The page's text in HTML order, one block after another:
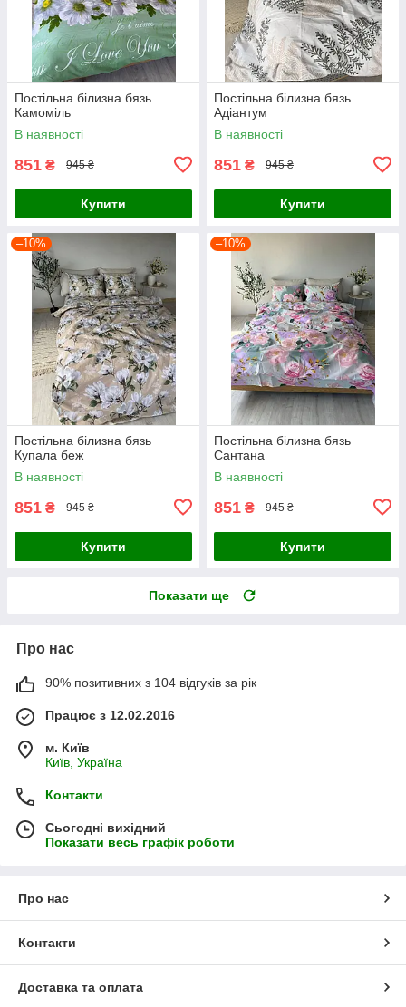
Постільна білизна бязь
Камоміль
В наявності
851 ₴ 945 ₴
Купити
Постільна білизна бязь
Адіантум
В наявності
851 ₴ 945 ₴
Купити
–10%
Постільна білизна бязь
Купала беж
В наявності
851 ₴ 945 ₴
Купити
–10%
Постільна білизна бязь
Сантана
В наявності
851 ₴ 945 ₴
Купити
Показати ще
Про нас
90% позитивних з 104 відгуків за рік
Працює з 12.02.2016
м. Київ
Київ, Україна
Контакти
Сьогодні вихідний
Показати весь графік роботи
Про нас
Контакти
Доставка та оплата